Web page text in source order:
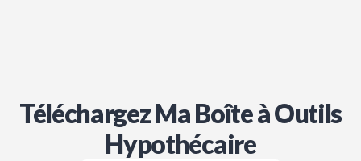
Téléchargez Ma Boîte à Outils
Hypothécaire